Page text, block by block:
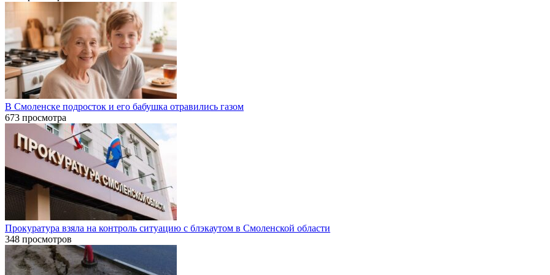
В Смоленске подросток и его бабушка отравились газом
673 просмотра
Прокуратура взяла на контроль ситуацию с блэкаутом в Смоленской области
348 просмотров